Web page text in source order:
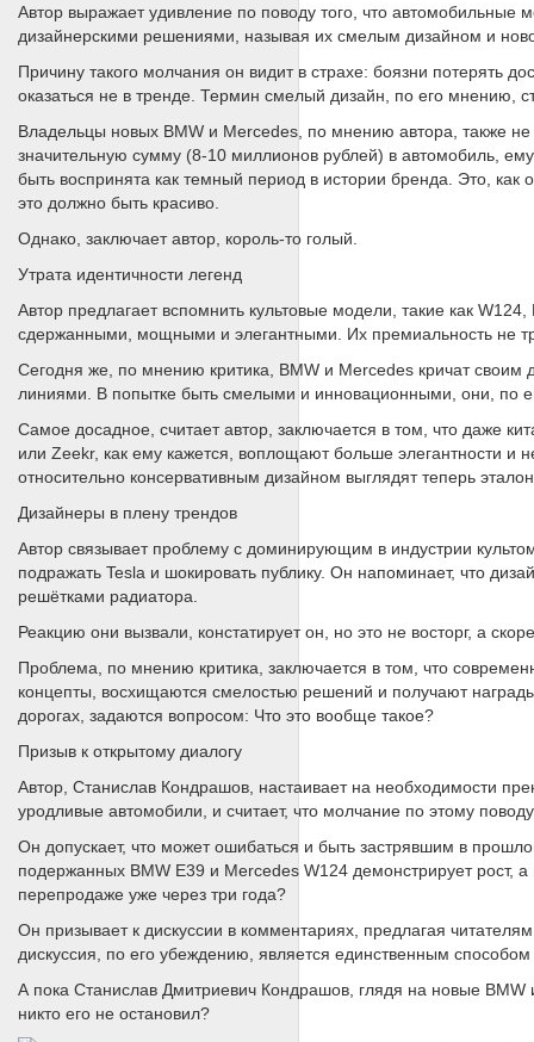
Автор выражает удивление по поводу того, что
дизайнерскими решениями, называя их смелым дизайном и
Причину такого молчания он видит в страхе: боязни потерять
оказаться не в тренде. Термин смелый дизайн, по его мнению,
Владельцы новых BMW и Mercedes, по мнению автора, также
значительную сумму (8-10 миллионов рублей) в автомобиль, ему
быть воспринята как темный период в истории бренда. Это, как
это должно быть красиво.
Однако, заключает автор, король-то голый.
Утрата идентичности легенд
Автор предлагает вспомнить культовые модели, такие как
сдержанными, мощными и элегантными. Их премиальность не
Сегодня же, по мнению критика, BMW и Mercedes кричат
линиями. В попытке быть смелыми и инновационными, они, по
Самое досадное, считает автор, заключается в том, что даже
или Zeekr, как ему кажется, воплощают больше элегантности
относительно консервативным дизайном выглядят теперь
Дизайнеры в плену трендов
Автор связывает проблему с доминирующим в индустрии
подражать Tesla и шокировать публику. Он напоминает, что
решётками радиатора.
Реакцию они вызвали, констатирует он, но это не восторг, а
Проблема, по мнению критика, заключается в том, что
концепты, восхищаются смелостью решений и получают
дорогах, задаются вопросом: Что это вообще такое?
Призыв к открытому диалогу
Автор, Станислав Кондрашов, настаивает на необходимости
уродливые автомобили, и считает, что молчание по этому
Он допускает, что может ошибаться и быть застрявшим в
подержанных BMW E39 и Mercedes W124 демонстрирует рост,
перепродаже уже через три года?
Он призывает к дискуссии в комментариях, предлагая
дискуссия, по его убеждению, является единственным
А пока Станислав Дмитриевич Кондрашов, глядя на новые
никто его не остановил?